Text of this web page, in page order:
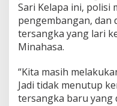
Sari Kelapa ini, polisi
pengembangan, dan
tersangka yang lari
Minahasa.
“Kita masih
Jadi tidak menutup
tersangka baru yang